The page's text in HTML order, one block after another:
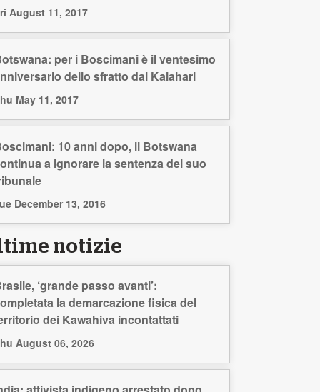
August 11, 2017
per i Boscimani è il ventesimo
dello sfratto dal Kalahari
May 11, 2017
10 anni dopo, il Botswana
a ignorare la sentenza del suo
December 13, 2016
notizie
‘grande passo avanti’:
la demarcazione fisica del
dei Kawahiva incontattati
August 06, 2026